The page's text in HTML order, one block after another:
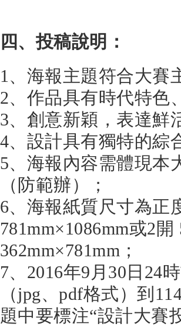
四、投稿說明：
1、海報主題符合大賽
2、作品具有時代特色
3、創意新穎，表達鮮
4、設計具有獨特的綜
5、海報內容需體現本
（防範辦）；
6、海報紙質尺寸為正
781mm×1086mm或2
362mm×781mm；
7、2016年9月30日24
（jpg、pdf格式）到
題中要標注“設計大賽